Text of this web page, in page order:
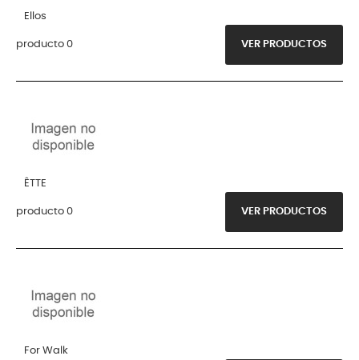
Ellos
producto 0 VER PRODUCTOS
ÊTTE
producto 0 VER PRODUCTOS
For Walk